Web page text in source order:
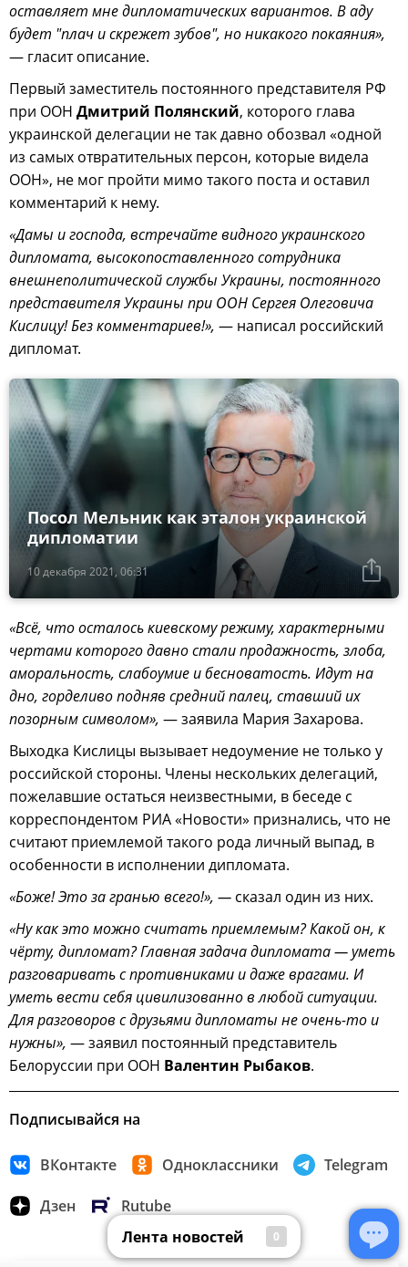
оставляет мне дипломатических вариантов. В аду
будет "плач и скрежет зубов", но никакого покаяния»,
— гласит описание.
Первый заместитель постоянного представителя РФ
при ООН Дмитрий Полянский, которого глава
украинской делегации не так давно обозвал «одной
из самых отвратительных персон, которые видела
ООН», не мог пройти мимо такого поста и оставил
комментарий к нему.
«Дамы и господа, встречайте видного украинского
дипломата, высокопоставленного сотрудника
внешнеполитической службы Украины, постоянного
представителя Украины при ООН Сергея Олеговича
Кислицу! Без комментариев!», — написал российский
дипломат.
10 декабря 2021, 06:31
Посол Мельник как эталон украинской
дипломатии
«Всё, что осталось киевскому режиму, характерными
чертами которого давно стали продажность, злоба,
аморальность, слабоумие и бесноватость. Идут на
дно, горделиво подняв средний палец, ставший их
позорным символом», — заявила Мария Захарова.
Выходка Кислицы вызывает недоумение не только у
российской стороны. Члены нескольких делегаций,
пожелавшие остаться неизвестными, в беседе с
корреспондентом РИА «Новости» признались, что не
считают приемлемой такого рода личный выпад, в
особенности в исполнении дипломата.
«Боже! Это за гранью всего!», — сказал один из них.
«Ну как это можно считать приемлемым? Какой он, к
чёрту, дипломат? Главная задача дипломата — уметь
разговаривать с противниками и даже врагами. И
уметь вести себя цивилизованно в любой ситуации.
Для разговоров с друзьями дипломаты не очень-то и
нужны», — заявил постоянный представитель
Белоруссии при ООН Валентин Рыбаков.
Подписывайся на
ВКонтакте Одноклассники Telegram
Дзен
Rutube
Лента новостей
0
Лента новостей